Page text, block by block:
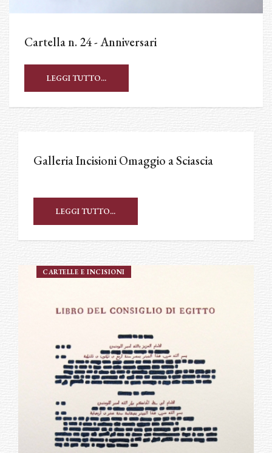
Cartella n. 24 - Anniversari
LEGGI TUTTO...
Galleria Incisioni Omaggio a Sciascia
LEGGI TUTTO...
CARTELLE E INCISIONI